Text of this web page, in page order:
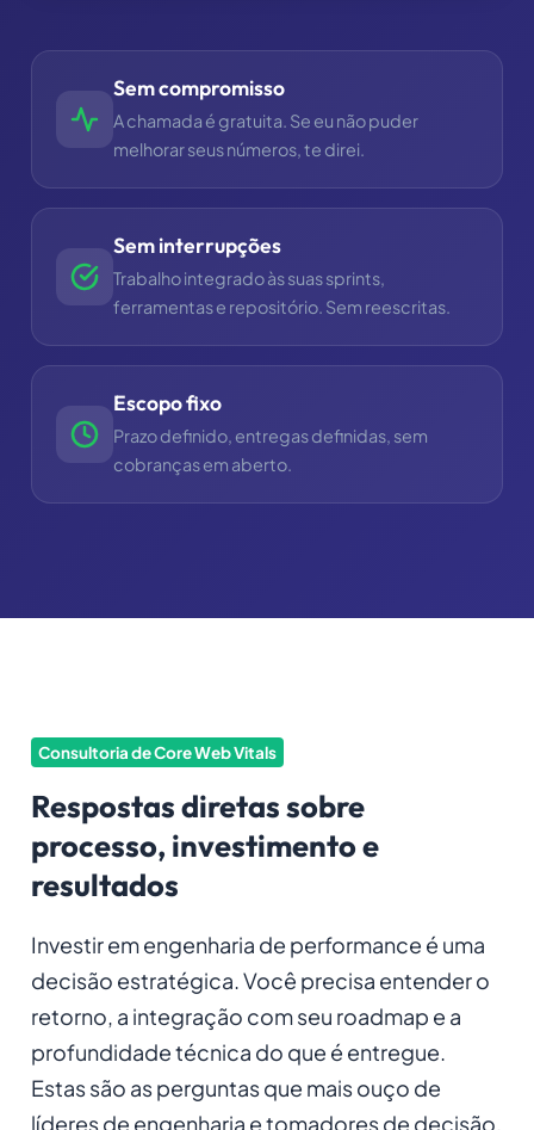
Sem compromisso
A chamada é gratuita. Se eu não puder
melhorar seus números, te direi.
Sem interrupções
Trabalho integrado às suas sprints,
ferramentas e repositório. Sem reescritas.
Escopo fixo
Prazo definido, entregas definidas, sem
cobranças em aberto.
Consultoria de Core Web Vitals
Respostas diretas sobre
processo, investimento e
resultados
Investir em engenharia de performance é uma
decisão estratégica. Você precisa entender o
retorno, a integração com seu roadmap e a
profundidade técnica do que é entregue.
Estas são as perguntas que mais ouço de
líderes de engenharia e tomadores de decisão.